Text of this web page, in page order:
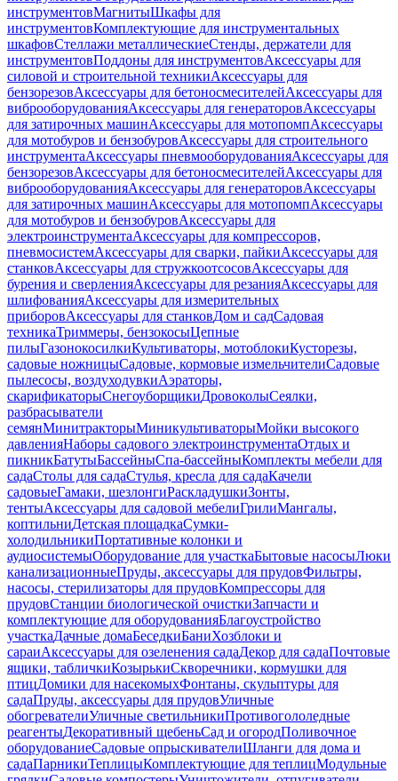
инструментовМагнитыШкафы для
инструментовКомплектующие для инструментальных
шкафовСтеллажи металлическиеСтенды, держатели для
инструментовПоддоны для инструментовАксессуары для
силовой и строительной техникиАксессуары для
бензорезовАксессуары для бетоносмесителейАксессуары для
виброоборудованияАксессуары для генераторовАксессуары
для затирочных машинАксессуары для мотопомпАксессуары
для мотобуров и бензобуровАксессуары для строительного
инструментаАксессуары пневмооборудованияАксессуары для
бензорезовАксессуары для бетоносмесителейАксессуары для
виброоборудованияАксессуары для генераторовАксессуары
для затирочных машинАксессуары для мотопомпАксессуары
для мотобуров и бензобуровАксессуары для
электроинструментаАксессуары для компрессоров,
пневмосистемАксессуары для сварки, пайкиАксессуары для
станковАксессуары для стружкоотсосовАксессуары для
бурения и сверленияАксессуары для резанияАксессуары для
шлифованияАксессуары для измерительных
приборовАксессуары для станковДом и садСадовая
техникаТриммеры, бензокосыЦепные
пилыГазонокосилкиКультиваторы, мотоблокиКусторезы,
садовые ножницыСадовые, кормовые измельчителиСадовые
пылесосы, воздуходувкиАэраторы,
скарификаторыСнегоуборщикиДровоколыСеялки,
разбрасыватели
семянМинитракторыМиникультиваторыМойки высокого
давленияНаборы садового электроинструментаОтдых и
пикникБатутыБассейныСпа-бассейныКомплекты мебели для
садаСтолы для садаСтулья, кресла для садаКачели
садовыеГамаки, шезлонгиРаскладушкиЗонты,
тентыАксессуары для садовой мебелиГрилиМангалы,
коптильниДетская площадкаСумки-
холодильникиПортативные колонки и
аудиосистемыОборудование для участкаБытовые насосыЛюки
канализационныеПруды, аксессуары для прудовФильтры,
насосы, стерилизаторы для прудовКомпрессоры для
прудовСтанции биологической очисткиЗапчасти и
комплектующие для оборудованияБлагоустройство
участкаДачные домаБеседкиБаниХозблоки и
сараиАксессуары для озеленения садаДекор для садаПочтовые
ящики, табличкиКозырькиСкворечники, кормушки для
птицДомики для насекомыхФонтаны, скульптуры для
садаПруды, аксессуары для прудовУличные
обогревателиУличные светильникиПротивогололедные
реагентыДекоративный щебеньСад и огородПоливочное
оборудованиеСадовые опрыскивателиШланги для дома и
садаПарникиТеплицыКомплектующие для теплицМодульные